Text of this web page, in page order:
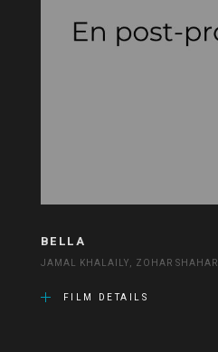
BELLA
JAMAL KHALAILY, ZOHAR SHAHAR
FILM DETAILS